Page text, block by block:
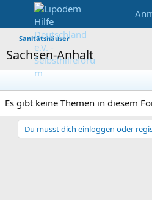
Sanitätshäuser
Sachsen-Anhalt
Es gibt keine Themen in diesem
Du musst dich einloggen oder